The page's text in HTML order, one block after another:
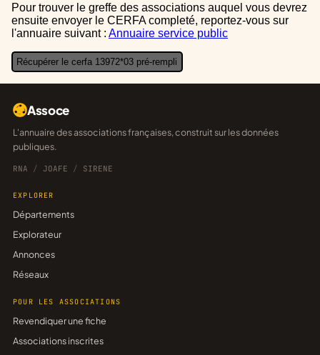
Pour trouver le greffe des associations auquel vous devrez
ensuite envoyer le CERFA completé, reportez-vous sur
l'annuaire suivant : Annuaire service public
Récupérer le cerfa 13972*03 pré-rempli
Assoce
L'annuaire des associations françaises, construit sur les données
publiques.
RNA / JOAFE / SIRENE
EXPLORER
Départements
Explorateur
Annonces
Réseaux
POUR LES ASSOCIATIONS
Revendiquer une fiche
Associations inscrites